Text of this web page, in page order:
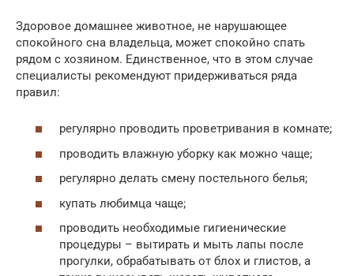
Здоровое домашнее животное, не нарушающее
спокойного сна владельца, может спокойно спать
рядом с хозяином. Единственное, что в этом случае
специалисты рекомендуют придерживаться ряда
правил:
регулярно проводить проветривания в комнате;
проводить влажную уборку как можно чаще;
регулярно делать смену постельного белья;
купать любимца чаще;
проводить необходимые гигиенические
процедуры – вытирать и мыть лапы после
прогулки, обрабатывать от блох и глистов, а